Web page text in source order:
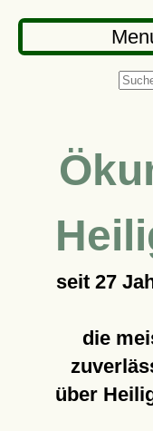
seit 27
die
über